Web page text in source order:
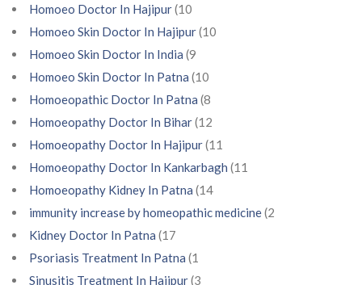
Homoeo Doctor In Hajipur(10
Homoeo Skin Doctor In Hajipur(10
Homoeo Skin Doctor In India (9
Homoeo Skin Doctor In Patna (10
Homoeopathic Doctor In Patna (8
Homoeopathy Doctor In Bihar(12
Homoeopathy Doctor In Hajipur(11
Homoeopathy Doctor In Kankarbagh (11
Homoeopathy Kidney In Patna (14
immunity increase by homeopathic medicine(2
Kidney Doctor In Patna (17
Psoriasis Treatment In Patna (1
Sinusitis Treatment In Hajipur(3